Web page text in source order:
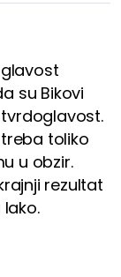
su Bikovi
toliko
u obzir.
rezultat